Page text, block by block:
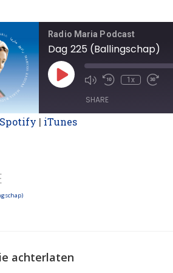
Radio Maria Podcast
Dag 225 (Ballingschap)
1x
SHARE
Spotify | iTunes
achterlaten